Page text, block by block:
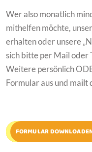
Wer also monatlich
mithelfen möchte,
erhalten oder unsere
sich bitte per Mail oder
Weitere persönlich
Formular aus und mailt
FORMULAR